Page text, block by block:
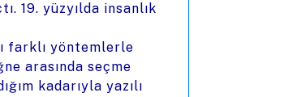
19. yüzyılda insanlık
farklı yöntemlerle
arasında seçme
kadarıyla yazılı